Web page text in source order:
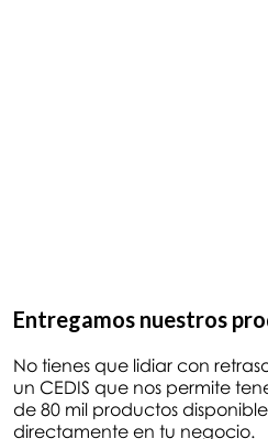
Entregamos nuestros
No tienes que lidiar con
un CEDIS que nos permite
de 80 mil productos
directamente en tu negocio.